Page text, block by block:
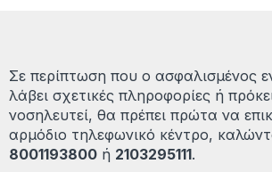
Σε περίπτωση που ο ασφαλισμένος
λάβει σχετικές πληροφορίες ή
νοσηλευτεί, θα πρέπει πρώτα να
αρμόδιο τηλεφωνικό κέντρο,
8001193800 ή 2103295111.